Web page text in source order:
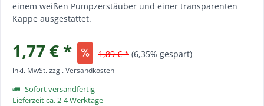
einem weißen Pumpzerstäuber und einer transparenten
Kappe ausgestattet.
1,77 € * 1,89 € * (6,35% gespart)
inkl. MwSt.zzgl. Versandkosten
Sofort versandfertig
Lieferzeit ca. 2-4 Werktage